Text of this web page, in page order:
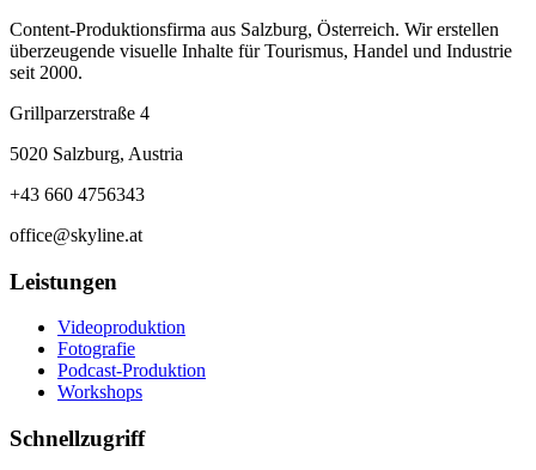
Content-Produktionsfirma aus Salzburg, Österreich. Wir erstellen
überzeugende visuelle Inhalte für Tourismus, Handel und Industrie
seit 2000.
Grillparzerstraße 4
5020 Salzburg, Austria
+43 660 4756343
office@skyline.at
Leistungen
Videoproduktion
Fotografie
Podcast-Produktion
Workshops
Schnellzugriff